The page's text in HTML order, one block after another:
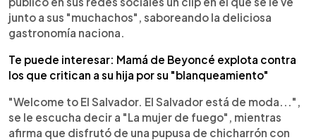
junto a sus "muchachos", saboreando la deliciosa
gastronomía naciona.
Te puede interesar: Mamá de Beyoncé explota contra
los que critican a su hija por su "blanqueamiento"
"Welcome to El Salvador. El Salvador está de moda...",
se le escucha decir a "La mujer de fuego", mientras
afirma que disfrutó de una pupusa de chicharrón con